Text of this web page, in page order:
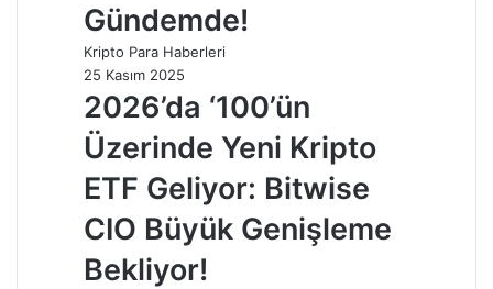
Gündemde!
Kripto Para Haberleri
25 Kasım 2025
2026’da ‘100’ün
Üzerinde Yeni Kripto
ETF Geliyor: Bitwise
CIO Büyük Genişleme
Bekliyor!